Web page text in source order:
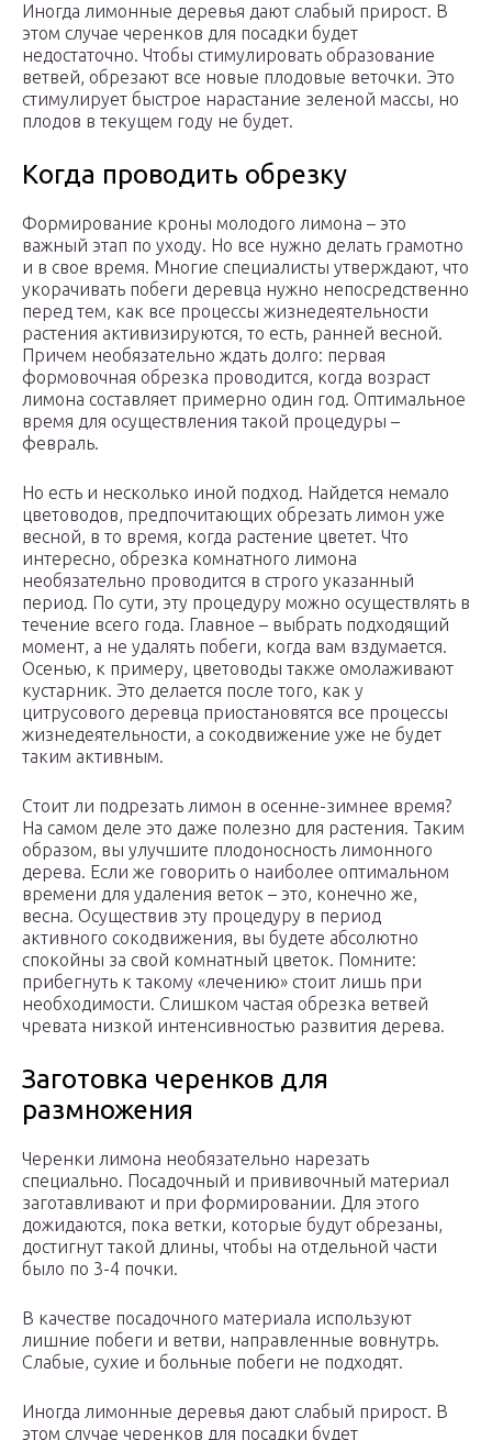
Иногда лимонные деревья дают слабый прирост. В
этом случае черенков для посадки будет
недостаточно. Чтобы стимулировать образование
ветвей, обрезают все новые плодовые веточки. Это
стимулирует быстрое нарастание зеленой массы, но
плодов в текущем году не будет.
Когда проводить обрезку
Формирование кроны молодого лимона – это
важный этап по уходу. Но все нужно делать грамотно
и в свое время. Многие специалисты утверждают, что
укорачивать побеги деревца нужно непосредственно
перед тем, как все процессы жизнедеятельности
растения активизируются, то есть, ранней весной.
Причем необязательно ждать долго: первая
формовочная обрезка проводится, когда возраст
лимона составляет примерно один год. Оптимальное
время для осуществления такой процедуры –
февраль.
Но есть и несколько иной подход. Найдется немало
цветоводов, предпочитающих обрезать лимон уже
весной, в то время, когда растение цветет. Что
интересно, обрезка комнатного лимона
необязательно проводится в строго указанный
период. По сути, эту процедуру можно осуществлять в
течение всего года. Главное – выбрать подходящий
момент, а не удалять побеги, когда вам вздумается.
Осенью, к примеру, цветоводы также омолаживают
кустарник. Это делается после того, как у
цитрусового деревца приостановятся все процессы
жизнедеятельности, а сокодвижение уже не будет
таким активным.
Стоит ли подрезать лимон в осенне-зимнее время?
На самом деле это даже полезно для растения. Таким
образом, вы улучшите плодоносность лимонного
дерева. Если же говорить о наиболее оптимальном
времени для удаления веток – это, конечно же,
весна. Осуществив эту процедуру в период
активного сокодвижения, вы будете абсолютно
спокойны за свой комнатный цветок. Помните:
прибегнуть к такому «лечению» стоит лишь при
необходимости. Слишком частая обрезка ветвей
чревата низкой интенсивностью развития дерева.
Заготовка черенков для
размножения
Черенки лимона необязательно нарезать
специально. Посадочный и прививочный материал
заготавливают и при формировании. Для этого
дожидаются, пока ветки, которые будут обрезаны,
достигнут такой длины, чтобы на отдельной части
было по 3-4 почки.
В качестве посадочного материала используют
лишние побеги и ветви, направленные вовнутрь.
Слабые, сухие и больные побеги не подходят.
Иногда лимонные деревья дают слабый прирост. В
этом случае черенков для посадки будет